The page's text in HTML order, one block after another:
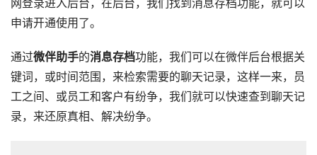
网登录进入后台，在后台，我们找到消息存档功能，就可以
申请开通使用了。
通过微伴助手的消息存档功能，我们可以在微伴后台根据关
键词，或时间范围，来检索需要的聊天记录，这样一来，员
工之间、或员工和客户有纷争，我们就可以快速查到聊天记
录，来还原真相、解决纷争。